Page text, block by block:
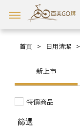
首頁 > 日用清潔 >
新上市
特價商品
篩選